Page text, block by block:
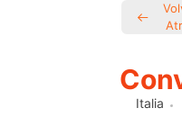
Italia